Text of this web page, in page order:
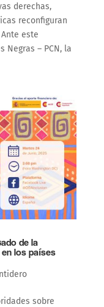
derechas,
reconfiguran
este
Negras – PCN, la
de la
los países
sobre